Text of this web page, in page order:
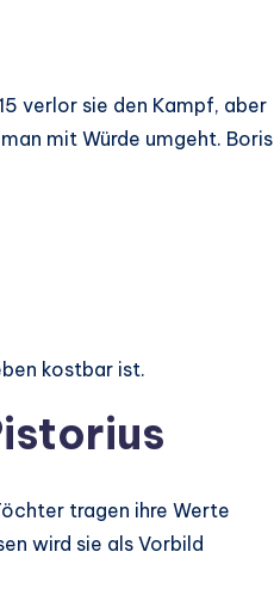
verlor sie den Kampf, aber
mit Würde umgeht. Boris
kostbar ist.
tragen ihre Werte
wird sie als Vorbild